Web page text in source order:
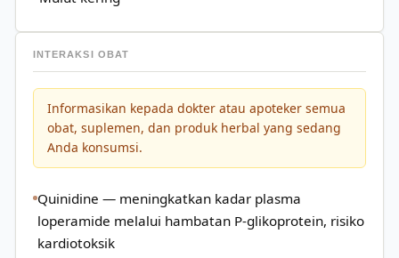
INTERAKSI OBAT
Informasikan kepada dokter atau apoteker semua
obat, suplemen, dan produk herbal yang sedang
Anda konsumsi.
Quinidine — meningkatkan kadar plasma
loperamide melalui hambatan P-glikoprotein, risiko
kardiotoksik